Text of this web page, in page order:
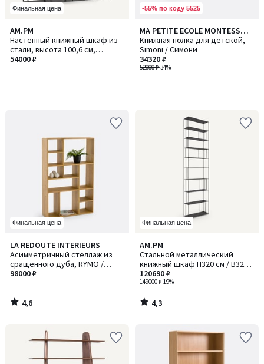
Финальная цена
AM.PM
Настенный книжный шкаф из
стали, высота 100,6 см,
PARALLEL / ПАРАЛЛЕЛ
54000 ₽
-55% по коду 5525
MA PETITE ECOLE MONTESSORI
X LA REDOUTE INTERIEURS
Книжная полка для детской,
Simoni / Симони
52000 ₽-34%
34320 ₽
Финальная цена
LA REDOUTE INTERIEURS
Асимметричный стеллаж из
сращенного дуба, RYMO /
РИМО
98000 ₽
4,6
/ 5
4,6
/
Финальная цена
AM.PM
Стальной металлический
книжный шкаф H320 см / В320
см, Parallel XXL / Параллел Икс
Икс Эл
149000 ₽-19%
120690 ₽
4,3
/ 5
4,3
/